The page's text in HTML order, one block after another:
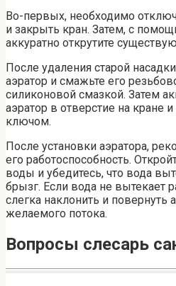
Во-первых, необходимо
и закрыть кран. Затем, с
аккуратно открутите
После удаления старой
аэратор и смажьте его
силиконовой смазкой. Затем
аэратор в отверстие на кране
ключом.
После установки аэратора,
его работоспособность.
воды и убедитесь, что вода
брызг. Если вода не вытекает
слегка наклонить и повернуть
желаемого потока.
Вопросы слесарь